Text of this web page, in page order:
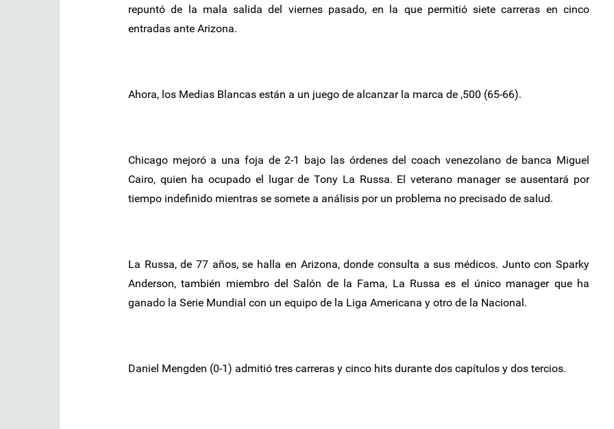
repuntó de la mala salida del viernes pasado, en la que permitió siete carreras en cinco
entradas ante Arizona.
Ahora, los Medias Blancas están a un juego de alcanzar la marca de ,500 (65-66).
Chicago mejoró a una foja de 2-1 bajo las órdenes del coach venezolano de banca Miguel
Cairo, quien ha ocupado el lugar de Tony La Russa. El veterano manager se ausentará por
tiempo indefinido mientras se somete a análisis por un problema no precisado de salud.
La Russa, de 77 años, se halla en Arizona, donde consulta a sus médicos. Junto con Sparky
Anderson, también miembro del Salón de la Fama, La Russa es el único manager que ha
ganado la Serie Mundial con un equipo de la Liga Americana y otro de la Nacional.
Daniel Mengden (0-1) admitió tres carreras y cinco hits durante dos capítulos y dos tercios.